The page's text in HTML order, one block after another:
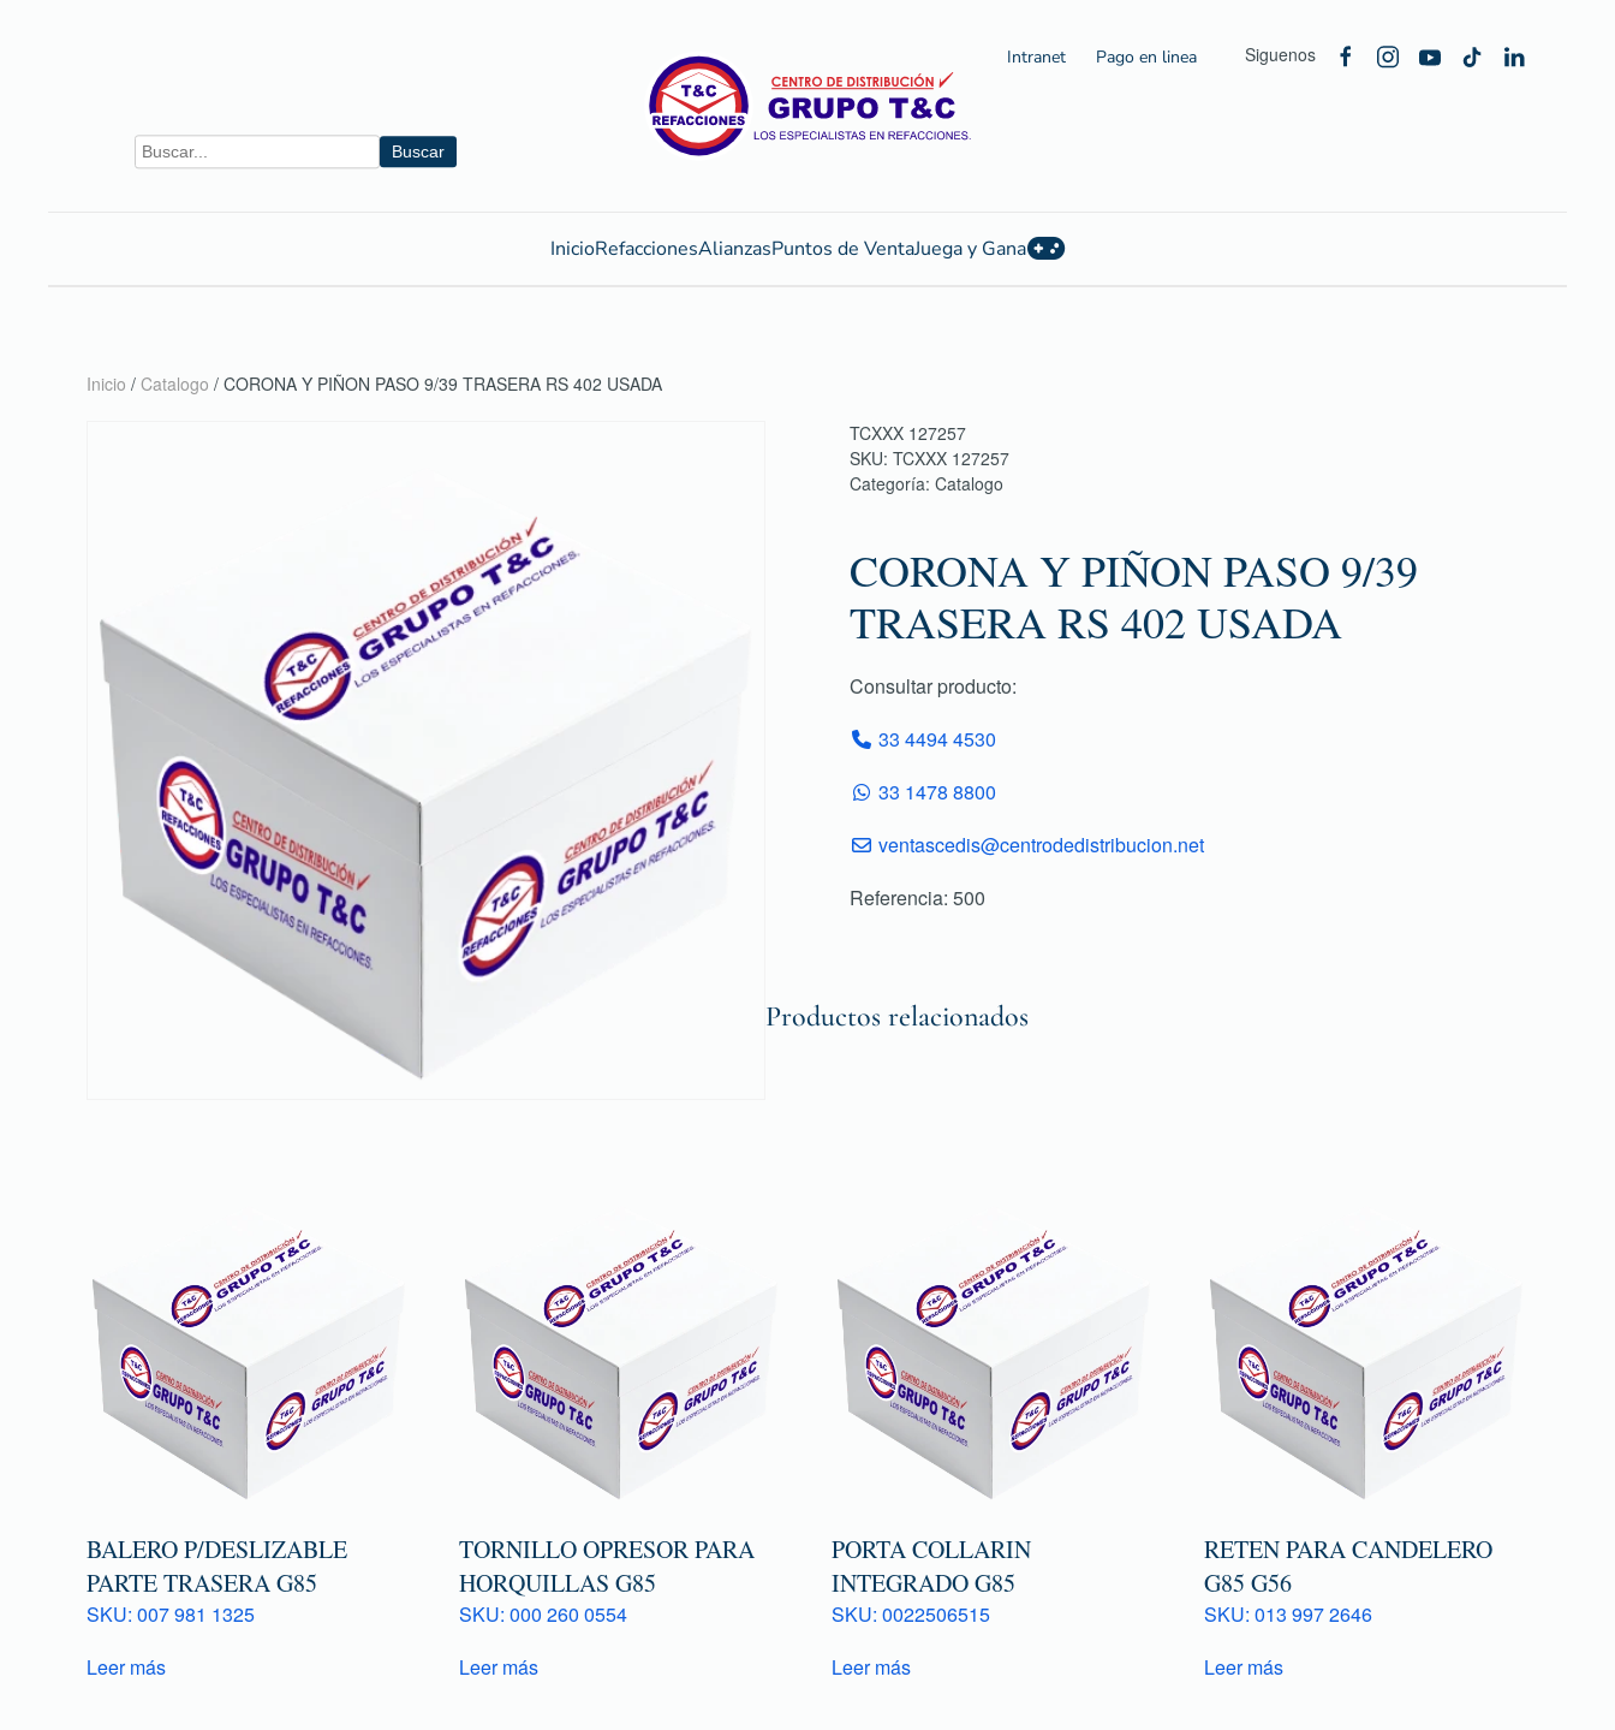
Buscar
Intranet Pago en linea Siguenos
InicioRefaccionesAlianzasPuntos de VentaJuega y Gana
Inicio / Catalogo / CORONA Y PIÑON PASO 9/39 TRASERA RS 402 USADA
TCXXX 127257
SKU: TCXXX 127257
Categoría: Catalogo
CORONA Y PIÑON PASO 9/39
TRASERA RS 402 USADA
Consultar producto:
33 4494 4530
33 1478 8800
ventascedis@centrodedistribucion.net
Referencia: 500
Productos relacionados
BALERO P/DESLIZABLE
PARTE TRASERA G85
SKU: 007 981 1325
Leer más
TORNILLO OPRESOR PARA
HORQUILLAS G85
SKU: 000 260 0554
Leer más
PORTA COLLARIN
INTEGRADO G85
SKU: 0022506515
Leer más
RETEN PARA CANDELERO
G85 G56
SKU: 013 997 2646
Leer más